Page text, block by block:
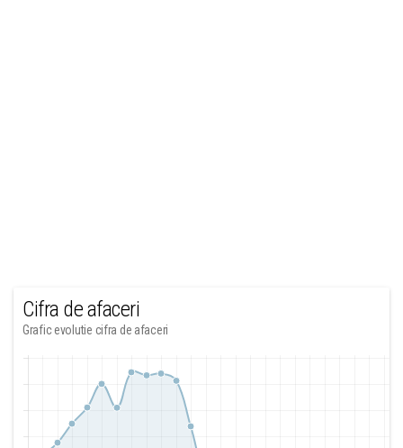
Cifra de afaceri
Grafic evolutie cifra de afaceri